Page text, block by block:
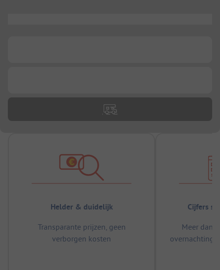
Helder & duidelijk
Transparante prijzen, geen
verborgen kosten
Cijfers
Meer dan